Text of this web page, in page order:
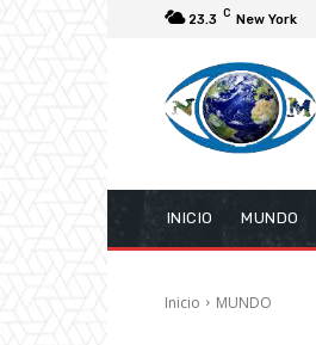
23.3 C New York
INICIO MUNDO
Inicio MUNDO